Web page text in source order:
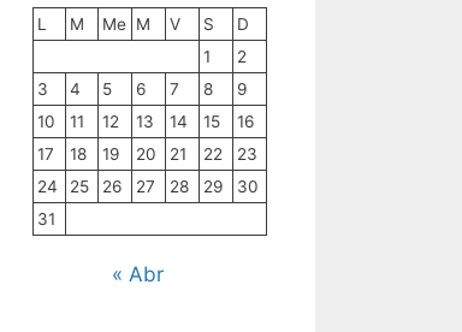
L
M Me M V S
D
1
2
3
4 5 6 7 8
9
10
11 12 13 14 15
16
17
18 19 20 21 22
23
24
25 26 27 28 29
30
31
« Abr